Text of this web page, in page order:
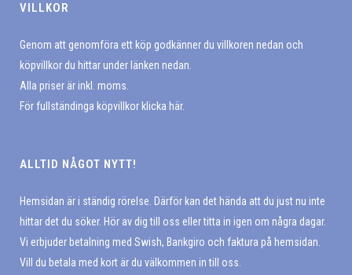
VILLKOR
Genom att genomföra ett köp godkänner du villkoren nedan och
köpvillkor du hittar under länken nedan.
Alla priser är inkl. moms.
För fullständinga köpvillkor klicka här.
ALLTID NÅGOT NYTT!
Hemsidan är i ständig rörelse. Därför kan det hända att du just nu inte
hittar det du söker. Hör av dig till oss eller titta in igen om några dagar.
Vi erbjuder betalning med Swish, Bankgiro och faktura på hemsidan.
Vill du betala med kort är du välkommen in till oss.